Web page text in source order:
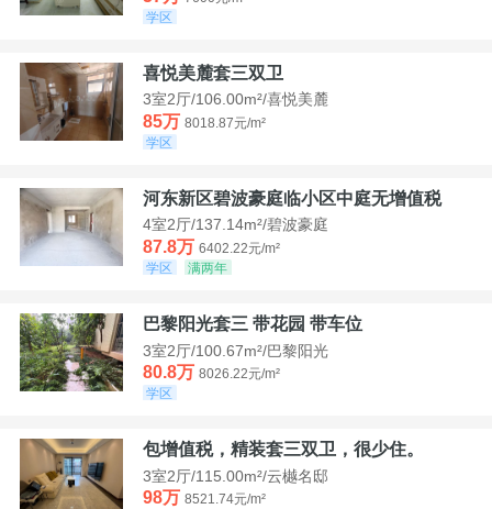
学区
喜悦美麓套三双卫
3室2厅/106.00m²/喜悦美麓
85万 8018.87元/m²
学区
河东新区碧波豪庭临小区中庭无增值税
4室2厅/137.14m²/碧波豪庭
87.8万 6402.22元/m²
学区
满两年
巴黎阳光套三 带花园 带车位
3室2厅/100.67m²/巴黎阳光
80.8万 8026.22元/m²
学区
包增值税，精装套三双卫，很少住。
3室2厅/115.00m²/云樾名邸
98万 8521.74元/m²